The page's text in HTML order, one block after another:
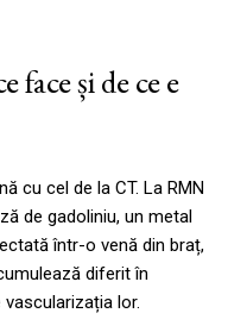
face și de ce e
cu cel de la CT. La RMN
de gadoliniu, un metal
într-o venă din braț,
diferit în
lor.